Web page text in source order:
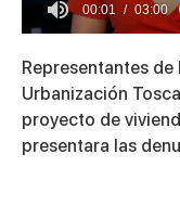
seconds
of
3
minutes,
0
00:01 03:00
Representantes
Urbanización
proyecto de
presentara las